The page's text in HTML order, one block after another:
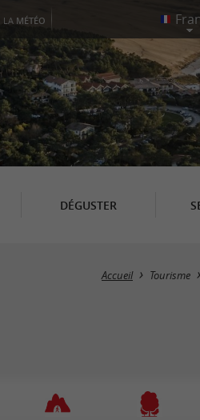
LA MÉTÉO
DÉGUSTER
Accueil Tourisme